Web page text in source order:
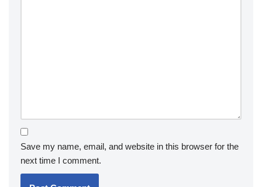
Save my name, email, and website in this browser for the
next time I comment.